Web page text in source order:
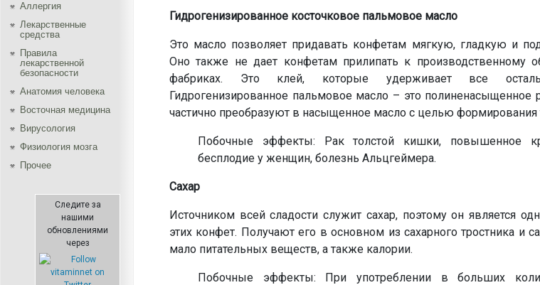
Аллергия
Лекарственные
средства
Правила
лекарственной
безопасности
Aнатомия человека
Восточная медицина
Вирусология
Физиология мозга
Прочее
Следите за
нашими
обновлениями
через
Гидрогенизированное косточковое пальмовое масло
Это масло позволяет придавать конфетам мягкую, гладкую и
Оно также не дает конфетам прилипать к производственному
фабриках. Это клей, которые удерживает все
Гидрогенизированное пальмовое масло – это полиненасыщенное
частично преобразуют в насыщенное масло с целью формирования
Побочные эффекты: Рак толстой кишки, повышенное
бесплодие у женщин, болезнь Альцгеймера.
Сахар
Источником всей сладости служит сахар, поэтому он является
этих конфет. Получают его в основном из сахарного тростника и
мало питательных веществ, а также калории.
Побочные эффекты: При употреблении в больших